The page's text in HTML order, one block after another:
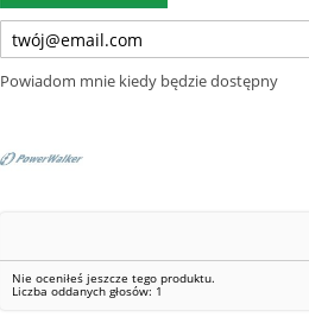
Powiadom mnie kiedy będzie dostępny
Nie oceniłeś jeszcze tego produktu.
Liczba oddanych głosów: 1